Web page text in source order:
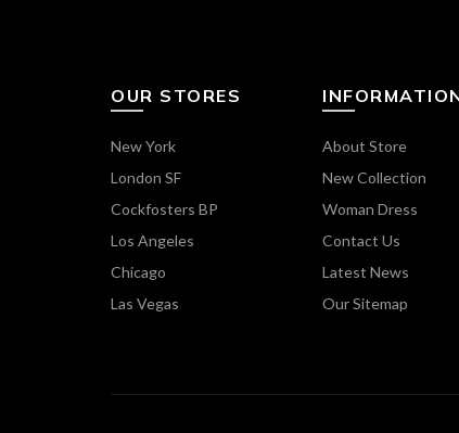
OUR STORES
New York
London SF
Cockfosters BP
Los Angeles
Chicago
Las Vegas
About Store
New Collection
Woman Dress
Contact Us
Latest News
Our Sitemap